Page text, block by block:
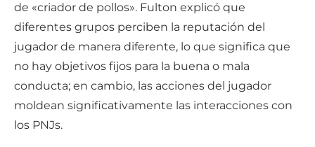
de «criador de pollos». Fulton explicó que
diferentes grupos perciben la reputación del
jugador de manera diferente, lo que significa que
no hay objetivos fijos para la buena o mala
conducta; en cambio, las acciones del jugador
moldean significativamente las interacciones con
los PNJs.